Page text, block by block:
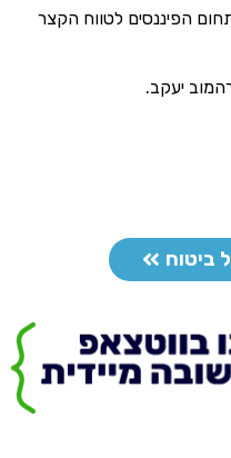
הפיננסים לטווח הקצר
ביטוח